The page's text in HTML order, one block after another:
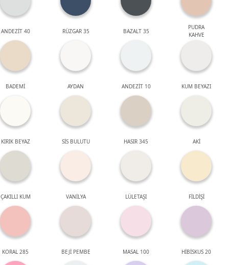
ANDEZİT 40 RÜZGAR 35 BAZALT 35
PUDRA
KAHVE
BADEMİ AYDAN ANDEZİT 10 KUM BEYAZI
KIRIK BEYAZ SİS BULUTU HASIR 345 AKİ
ÇAKILLI KUM VANİLYA LÜLETAŞI FİLDİŞİ
KORAL 285 BEJİ PEMBE MASAL 100 HİBİSKUS 20